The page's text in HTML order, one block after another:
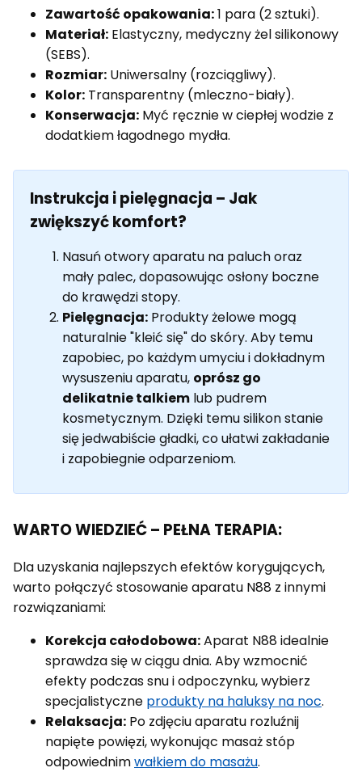
Zawartość opakowania:1 para (2 sztuki).
Materiał: Elastyczny, medyczny żel silikonowy
(SEBS).
Rozmiar: Uniwersalny (rozciągliwy).
Kolor: Transparentny (mleczno-biały).
Konserwacja: Myć ręcznie w ciepłej wodzie z
dodatkiem łagodnego mydła.
Instrukcja i pielęgnacja – Jak
zwiększyć komfort?
Nasuń otwory aparatu na paluch oraz
mały palec, dopasowując osłony boczne
do krawędzi stopy.
Pielęgnacja: Produkty żelowe mogą
naturalnie "kleić się" do skóry. Aby temu
zapobiec, po każdym umyciu i dokładnym
wysuszeniu aparatu, oprósz go
delikatnie talkiem lub pudrem
kosmetycznym. Dzięki temu silikon stanie
się jedwabiście gładki, co ułatwi zakładanie
i zapobiegnie odparzeniom.
WARTO WIEDZIEĆ – PEŁNA TERAPIA:
Dla uzyskania najlepszych efektów korygujących,
warto połączyć stosowanie aparatu N88 z innymi
rozwiązaniami:
Korekcja całodobowa:Aparat N88 idealnie
sprawdza się w ciągu dnia. Aby wzmocnić
efekty podczas snu i odpoczynku, wybierz
specjalistyczne produkty na haluksy na noc.
Relaksacja: Po zdjęciu aparatu rozluźnij
napięte powięzi, wykonując masaż stóp
odpowiednimwałkiem do masażu.